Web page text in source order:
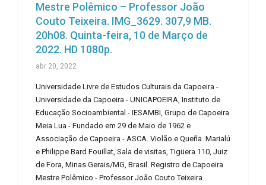
Mestre Polêmico – Professor João
Couto Teixeira. IMG_3629. 307,9 MB.
20h08. Quinta-feira, 10 de Março de
2022. HD 1080p.
abr 20, 2022
Universidade Livre de Estudos Culturais da Capoeira -
Universidade da Capoeira - UNICAPOEIRA, Instituto de
Educação Socioambiental - IESAMBI, Grupo de Capoeira
Meia Lua - Fundado em 29 de Maio de 1962 e
Associação de Capoeira - ASCA. Violão e Queña. Marialú
e Philippe Bard Fouillat, Sala de visitas, Tigüera 110, Juiz
de Fora, Minas Gerais/MG, Brasil. Registro de Capoeira
Mestre Polêmico - Professor João Couto Teixeira.